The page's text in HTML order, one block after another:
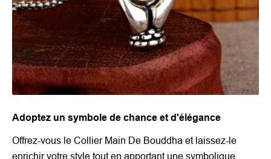
Adoptez un symbole de chance et d'élégance
Offrez-vous le Collier Main De Bouddha et laissez-le
enrichir votre style tout en apportant une symbolique